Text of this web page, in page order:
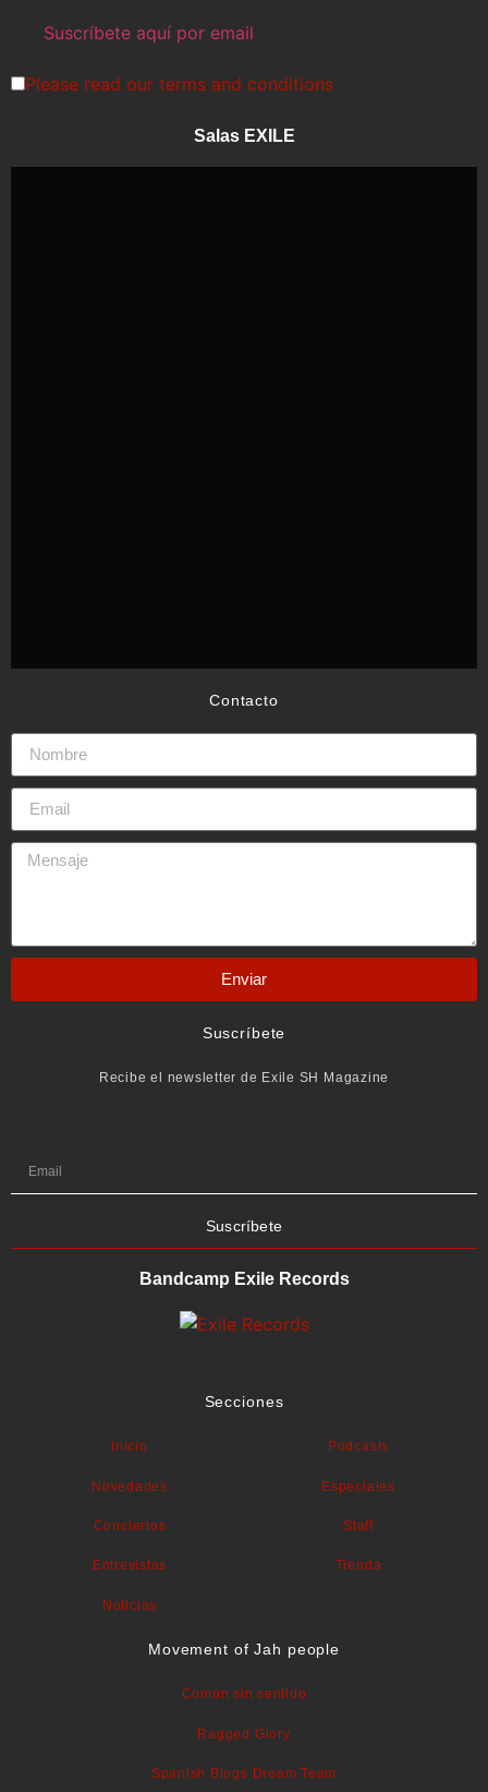
Please read our terms and conditions
Salas EXILE
Contacto
Enviar
Suscríbete
Recibe el newsletter de Exile SH Magazine
Suscríbete
Bandcamp Exile Records
Secciones
Inicio
Novedades
Conciertos
Entrevistas
Noticias
Podcasts
Especiales
Staff
Tienda
Movement of Jah people
Común sin sentido
Ragged Glory
Spanish Blogs Dream Team